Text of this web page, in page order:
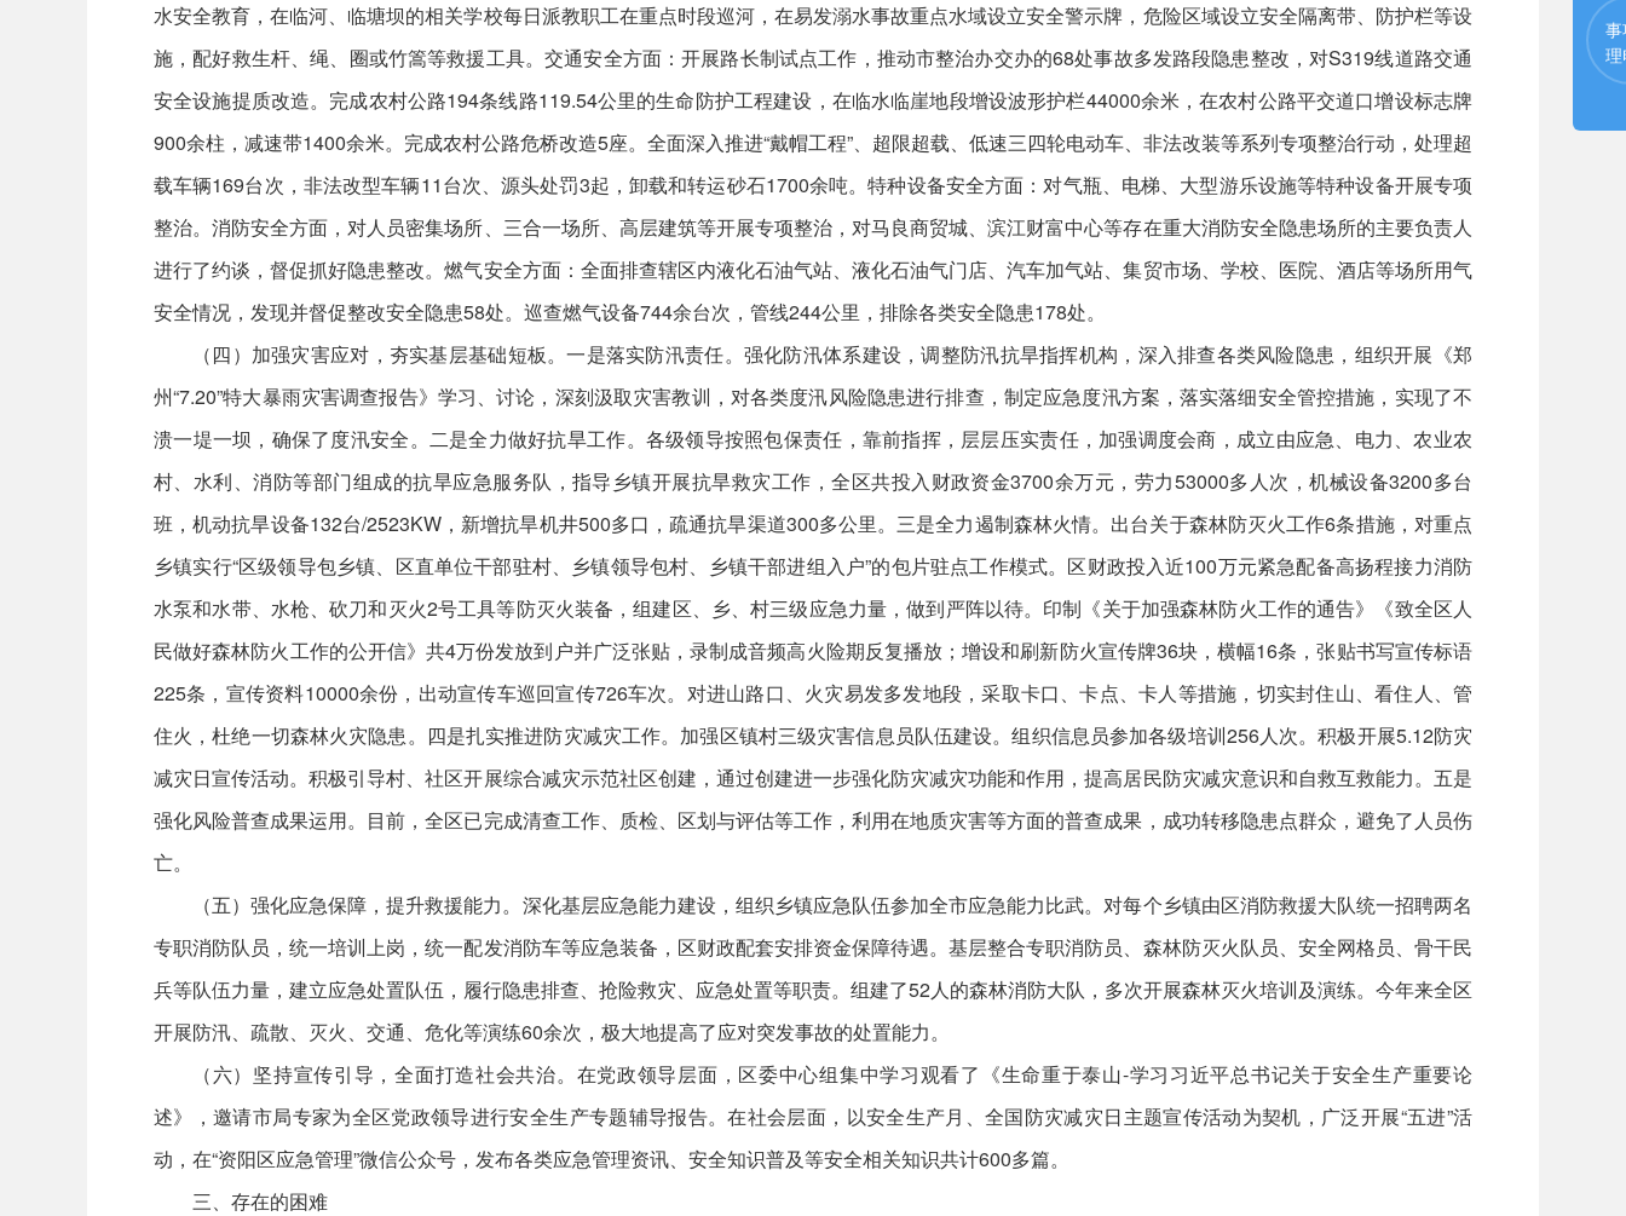
水安全教育，在临河、临塘坝的相关学校每日派教职工在重点时段巡河，在易发溺水事故重点水域设立安全警示牌，危险区域设立安全隔离带、防护栏等设
施，配好救生杆、绳、圈或竹篙等救援工具。交通安全方面：开展路长制试点工作，推动市整治办交办的68处事故多发路段隐患整改，对S319线道路交通
安全设施提质改造。完成农村公路194条线路119.54公里的生命防护工程建设，在临水临崖地段增设波形护栏44000余米，在农村公路平交道口增设标志牌
900余柱，减速带1400余米。完成农村公路危桥改造5座。全面深入推进“戴帽工程”、超限超载、低速三四轮电动车、非法改装等系列专项整治行动，处理超
载车辆169台次，非法改型车辆11台次、源头处罚3起，卸载和转运砂石1700余吨。特种设备安全方面：对气瓶、电梯、大型游乐设施等特种设备开展专项
整治。消防安全方面，对人员密集场所、三合一场所、高层建筑等开展专项整治，对马良商贸城、滨江财富中心等存在重大消防安全隐患场所的主要负责人
进行了约谈，督促抓好隐患整改。燃气安全方面：全面排查辖区内液化石油气站、液化石油气门店、汽车加气站、集贸市场、学校、医院、酒店等场所用气
安全情况，发现并督促整改安全隐患58处。巡查燃气设备744余台次，管线244公里，排除各类安全隐患178处。
（四）加强灾害应对，夯实基层基础短板。一是落实防汛责任。强化防汛体系建设，调整防汛抗旱指挥机构，深入排查各类风险隐患，组织开展《郑
州“7.20”特大暴雨灾害调查报告》学习、讨论，深刻汲取灾害教训，对各类度汛风险隐患进行排查，制定应急度汛方案，落实落细安全管控措施，实现了不
溃一堤一坝，确保了度汛安全。二是全力做好抗旱工作。各级领导按照包保责任，靠前指挥，层层压实责任，加强调度会商，成立由应急、电力、农业农
村、水利、消防等部门组成的抗旱应急服务队，指导乡镇开展抗旱救灾工作，全区共投入财政资金3700余万元，劳力53000多人次，机械设备3200多台
班，机动抗旱设备132台/2523KW，新增抗旱机井500多口，疏通抗旱渠道300多公里。三是全力遏制森林火情。出台关于森林防灭火工作6条措施，对重点
乡镇实行“区级领导包乡镇、区直单位干部驻村、乡镇领导包村、乡镇干部进组入户”的包片驻点工作模式。区财政投入近100万元紧急配备高扬程接力消防
水泵和水带、水枪、砍刀和灭火2号工具等防灭火装备，组建区、乡、村三级应急力量，做到严阵以待。印制《关于加强森林防火工作的通告》《致全区人
民做好森林防火工作的公开信》共4万份发放到户并广泛张贴，录制成音频高火险期反复播放；增设和刷新防火宣传牌36块，横幅16条，张贴书写宣传标语
225条，宣传资料10000余份，出动宣传车巡回宣传726车次。对进山路口、火灾易发多发地段，采取卡口、卡点、卡人等措施，切实封住山、看住人、管
住火，杜绝一切森林火灾隐患。四是扎实推进防灾减灾工作。加强区镇村三级灾害信息员队伍建设。组织信息员参加各级培训256人次。积极开展5.12防灾
减灾日宣传活动。积极引导村、社区开展综合减灾示范社区创建，通过创建进一步强化防灾减灾功能和作用，提高居民防灾减灾意识和自救互救能力。五是
强化风险普查成果运用。目前，全区已完成清查工作、质检、区划与评估等工作，利用在地质灾害等方面的普查成果，成功转移隐患点群众，避免了人员伤
亡。
（五）强化应急保障，提升救援能力。深化基层应急能力建设，组织乡镇应急队伍参加全市应急能力比武。对每个乡镇由区消防救援大队统一招聘两名
专职消防队员，统一培训上岗，统一配发消防车等应急装备，区财政配套安排资金保障待遇。基层整合专职消防员、森林防灭火队员、安全网格员、骨干民
兵等队伍力量，建立应急处置队伍，履行隐患排查、抢险救灾、应急处置等职责。组建了52人的森林消防大队，多次开展森林灭火培训及演练。今年来全区
开展防汛、疏散、灭火、交通、危化等演练60余次，极大地提高了应对突发事故的处置能力。
（六）坚持宣传引导，全面打造社会共治。在党政领导层面，区委中心组集中学习观看了《生命重于泰山-学习习近平总书记关于安全生产重要论
述》，邀请市局专家为全区党政领导进行安全生产专题辅导报告。在社会层面，以安全生产月、全国防灾减灾日主题宣传活动为契机，广泛开展“五进”活
动，在“资阳区应急管理”微信公众号，发布各类应急管理资讯、安全知识普及等安全相关知识共计600多篇。
三、存在的困难